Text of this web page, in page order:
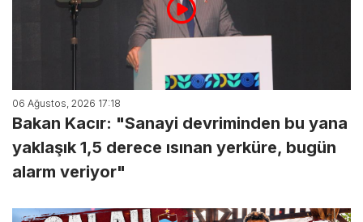
06 Ağustos, 2026 17:18
Bakan Kacır: "Sanayi devriminden bu yana
yaklaşık 1,5 derece ısınan yerküre, bugün
alarm veriyor"